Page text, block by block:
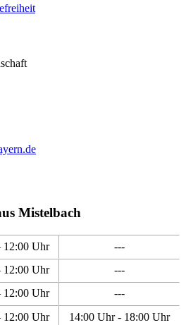
Mistelbach
12:00 Uhr
---
12:00 Uhr
---
12:00 Uhr
---
12:00 Uhr
14:00 Uhr - 18:00 Uhr